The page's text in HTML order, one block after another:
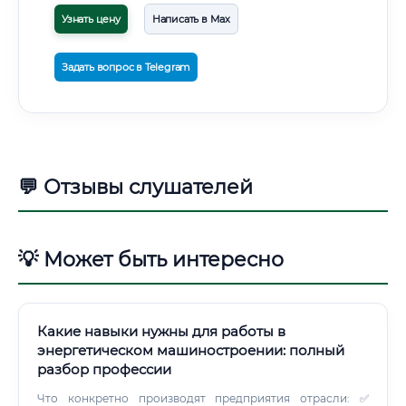
Узнать цену Написать в Max
Задать вопрос в Telegram
💬 Отзывы слушателей
💡 Может быть интересно
Какие навыки нужны для работы в
энергетическом машиностроении: полный
разбор профессии
Что конкретно производят предприятия отрасли: ✅